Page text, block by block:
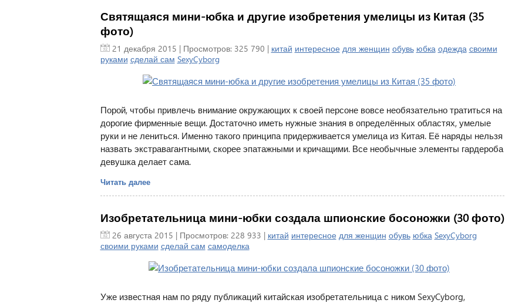
Святящаяся мини-юбка и другие изобретения умелицы из Китая (35
фото)
21 декабря 2015 | Просмотров: 325 790 | китай интересное для женщин обувь юбка одежда своими
руками сделай сам SexyCyborg
Порой, чтобы привлечь внимание окружающих к своей персоне вовсе необязательно тратиться на
дорогие фирменные вещи. Достаточно иметь нужные знания в определённых областях, умелые
руки и не лениться. Именно такого принципа придерживается умелица из Китая. Её наряды нельзя
назвать экстравагантными, скорее эпатажными и кричащими. Все необычные элементы гардероба
девушка делает сама.
Читать далее
Изобретательница мини-юбки создала шпионские босоножки (30 фото)
26 августа 2015 | Просмотров: 228 933 | китай интересное для женщин обувь юбка SexyCyborg
своими руками сделай сам самоделка
Уже известная нам по ряду публикаций китайская изобретательница с ником SexyCyborg,